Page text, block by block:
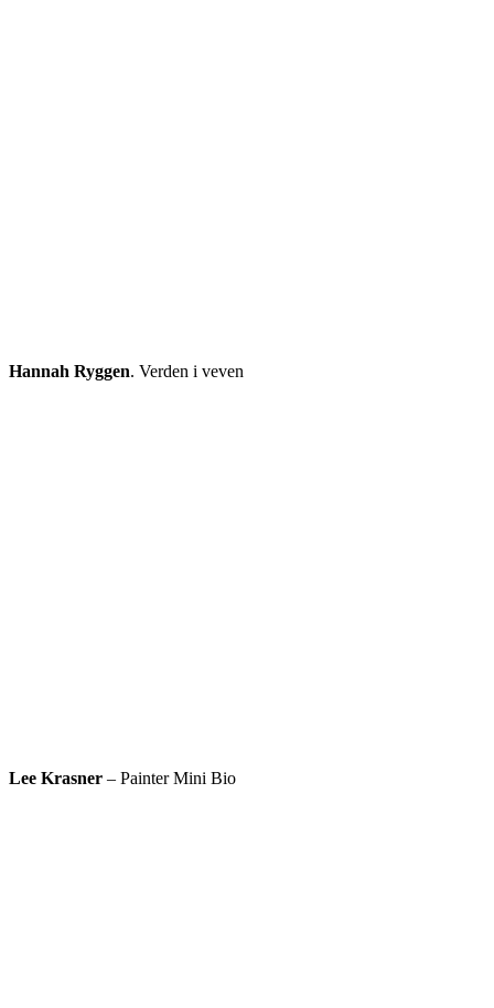
Hannah Ryggen. Verden i veven
Lee Krasner – Painter Mini Bio